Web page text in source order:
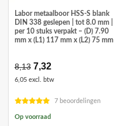
Labor metaalboor HSS-S blank
DIN 338 geslepen | tot 8.0 mm |
per 10 stuks verpakt – (D) 7.90
mm x (L1) 117 mm x (L2) 75 mm
8,13 Oorspronkelijke
prijs
was:
7,32Huidige
is:
6,05 excl. btw
7 beoordelingen
Op voorraad